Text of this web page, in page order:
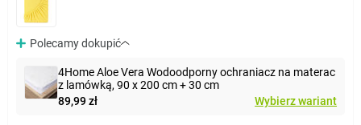
Polecamy dokupić
4Home Aloe Vera Wodoodporny ochraniacz na materac
z lamówką, 90 x 200 cm + 30 cm
89,99 zł
Wybierz wariant